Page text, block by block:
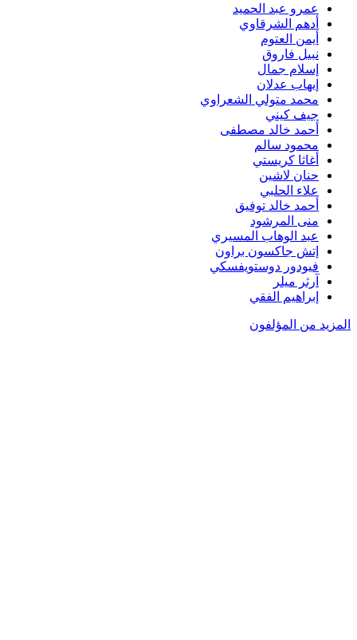
عمرو عبد الحميد
أدهم الشرقاوي
أيمن العتوم
نبيل فاروق
إسلام جمال
إيهاب عدلان
محمد متولي الشعراوي
جيف كيني
أحمد خالد مصطفى
محمود سالم
أغاثا كريستي
حنان لاشين
علاء الحلبي
أحمد خالد توفيق
منى المرشود
عبد الوهاب المسيري
إتش جاكسون براون
فيودور دوستويفسكي
آرثر ميلر
إبراهيم الفقي
المزيد من المؤلفون